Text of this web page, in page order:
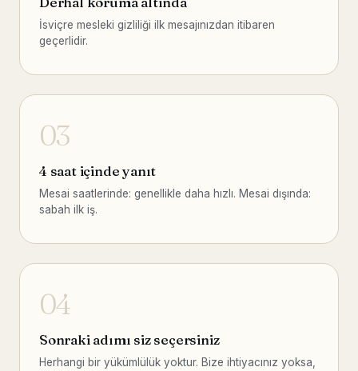
İsviçre mesleki gizliliği ilk mesajınızdan itibaren
geçerlidir.
03
4 saat içinde yanıt
Mesai saatlerinde: genellikle daha hızlı. Mesai dışında:
sabah ilk iş.
04
Sonraki adımı siz seçersiniz
Herhangi bir yükümlülük yoktur. Bize ihtiyacınız yoksa,